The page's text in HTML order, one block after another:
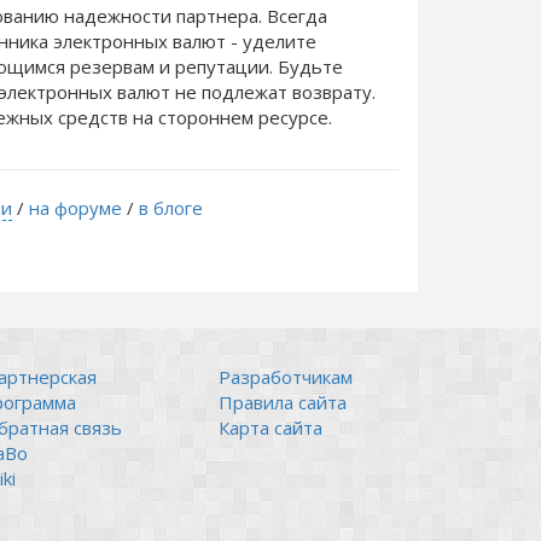
надежности партнера. Всегда
электронных валют - уделите
резервам и репутации. Будьте
валют не подлежат возврату.
средств на стороннем ресурсе.
/ на форуме / в блоге
связь
Разработчикам
Правила сайта
Карта сайта